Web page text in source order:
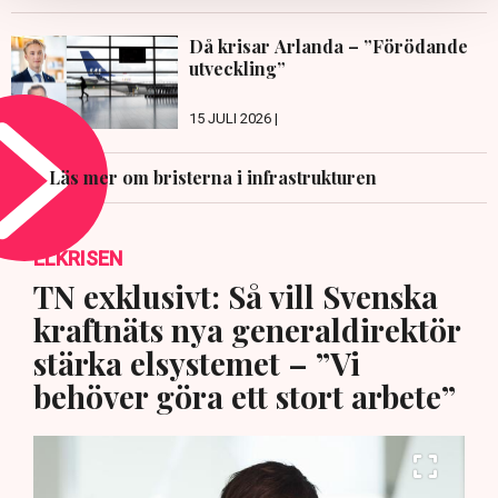
Då krisar Arlanda – ”Förödande
utveckling”
15 JULI 2026 |
Läs mer om bristerna i infrastrukturen
ELKRISEN
TN exklusivt: Så vill Svenska
kraftnäts nya generaldirektör
stärka elsystemet – ”Vi
behöver göra ett stort arbete”